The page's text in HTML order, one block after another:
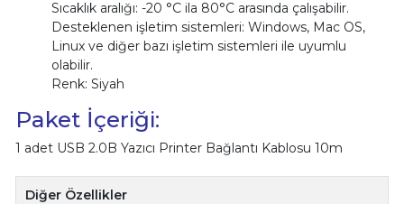
Sıcaklık aralığı: -20 °C ila 80°C arasında çalışabilir.
Desteklenen işletim sistemleri: Windows, Mac OS,
Linux ve diğer bazı işletim sistemleri ile uyumlu
olabilir.
Renk: Siyah
Paket İçeriği:
1 adet USB 2.0B Yazıcı Printer Bağlantı Kablosu 10m
Diğer Özellikler